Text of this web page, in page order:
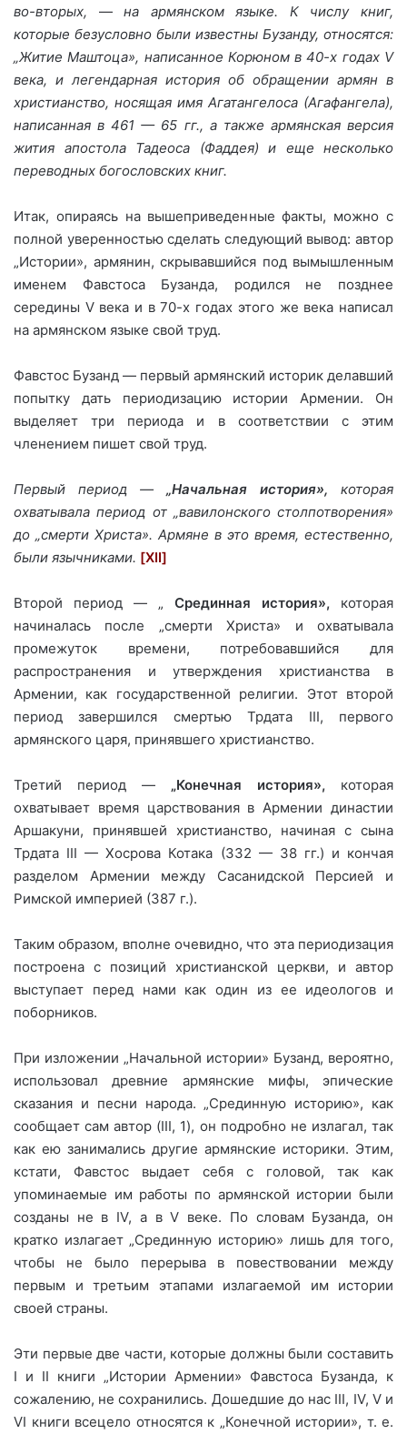
во-вторых, —на армянском языке. К числу книг,
которые безусловно были известны Бузанду, относятся:
„Житие Маштоца», написанное Корюном в 40-х годах V
века, и легендарная история об обращении армян в
христианство, носящая имя Агатангелоса (Агафангела),
написанная в 461 — 65 гг., а также армянская версия
жития апостола Тадеоса (Фаддея) и еще несколько
переводных богословских книг.
Итак, опираясь на вышеприведенные факты, можно с
полной уверенностью сделать следующий вывод: автор
„Истории», армянин, скрывавшийся под вымышленным
именем Фавстоса Бузанда, родился не позднее
середины V века и в 70-х годах этого же века написал
на армянском языке свой труд.
Фавстос Бузанд — первый армянский историк делавший
попытку дать периодизацию истории Армении. Он
выделяет три периода и в соответствии с этим
членением пишет свой труд.
Первый период — „Начальная история», которая
охватывала период от „вавилонского столпотворения»
до „смерти Христа». Армяне в это время, естественно,
были язычниками. [XII]
Второй период — „ Срединная история», которая
начиналась после „смерти Христа» и охватывала
промежуток времени, потребовавшийся для
распространения и утверждения христианства в
Армении, как государственной религии. Этот второй
период завершился смертью Трдата III, первого
армянского царя, принявшего христианство.
Третий период — „Конечная история», которая
охватывает время царствования в Армении династии
Аршакуни, принявшей христианство, начиная с сына
Трдата III — Хосрова Котака (332 — 38 гг.) и кончая
разделом Армении между Сасанидской Персией и
Римской империей (387 г.).
Таким образом, вполне очевидно, что эта периодизация
построена с позиций христианской церкви, и автор
выступает перед нами как один из ее идеологов и
поборников.
При изложении „Начальной истории» Бузанд, вероятно,
использовал древние армянские мифы, эпические
сказания и песни народа. „Срединную историю», как
сообщает сам автор (III, 1), он подробно не излагал, так
как ею занимались другие армянские историки. Этим,
кстати, Фавстос выдает себя с головой, так как
упоминаемые им работы по армянской истории были
созданы не в IV, а в V веке. По словам Бузанда, он
кратко излагает „Срединную историю» лишь для того,
чтобы не было перерыва в повествовании между
первым и третьим этапами излагаемой им истории
своей страны.
Эти первые две части, которые должны были составить
I и II книги „Истории Армении» Фавстоса Бузанда, к
сожалению, не сохранились. Дошедшие до нас III, IV, V и
VI книги всецело относятся к „Конечной истории», т. е.